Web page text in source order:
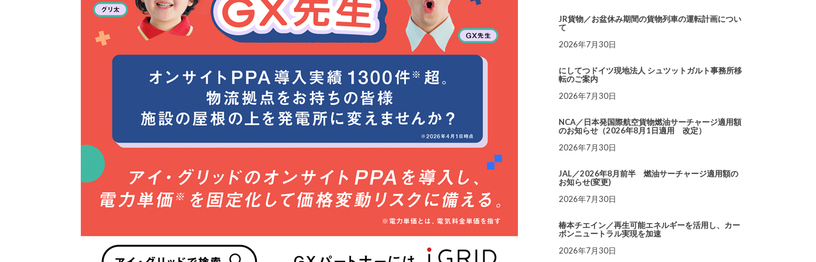
JR貨物／お盆休み期間の貨物列車の運転計画につい
て
2026年7月30日
にしてつドイツ現地法人 シュツットガルト事務所移
転のご案内
2026年7月30日
NCA／日本発国際航空貨物燃油サーチャージ適用額
のお知らせ（2026年8月1日適用 改定）
2026年7月30日
JAL／2026年8月前半 燃油サーチャージ適用額の
お知らせ(変更)
2026年7月30日
椿本チエイン／再生可能エネルギーを活用し、カー
ボンニュートラル実現を加速
2026年7月30日